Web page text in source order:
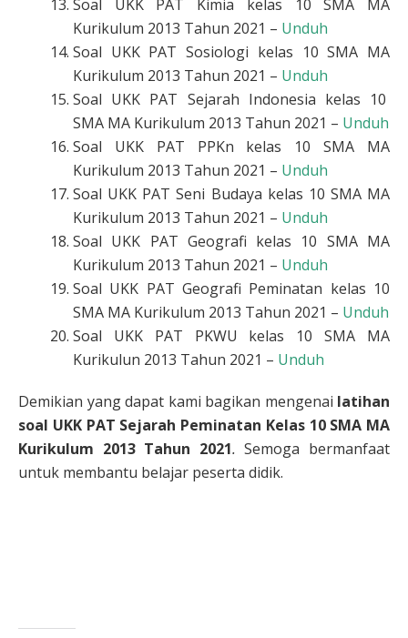
Soal UKK PAT Kimia kelas 10 SMA MA
Kurikulum 2013 Tahun 2021 – Unduh
Soal UKK PAT Sosiologi kelas 10 SMA MA
Kurikulum 2013 Tahun 2021 – Unduh
Soal UKK PAT Sejarah Indonesia kelas 10
SMA MA Kurikulum 2013 Tahun 2021 – Unduh
Soal UKK PAT PPKn kelas 10 SMA MA
Kurikulum 2013 Tahun 2021 – Unduh
Soal UKK PAT Seni Budaya kelas 10 SMA MA
Kurikulum 2013 Tahun 2021 – Unduh
Soal UKK PAT Geografi kelas 10 SMA MA
Kurikulum 2013 Tahun 2021 – Unduh
Soal UKK PAT Geografi Peminatan kelas 10
SMA MA Kurikulum 2013 Tahun 2021 – Unduh
Soal UKK PAT PKWU kelas 10 SMA MA
Kurikulun 2013 Tahun 2021 – Unduh
Demikian yang dapat kami bagikan mengenai latihan
soal UKK PAT Sejarah Peminatan Kelas 10 SMA MA
Kurikulum 2013 Tahun 2021. Semoga bermanfaat
untuk membantu belajar peserta didik.